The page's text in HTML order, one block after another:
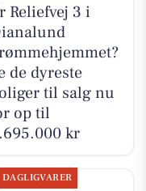
Reliefvej 3 i
de dyreste
til salg nu
op til
kr
DAGLIGVARER